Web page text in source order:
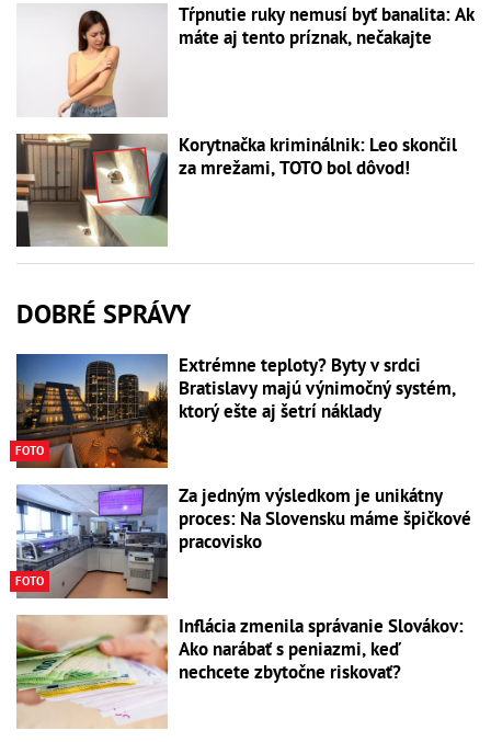
Tŕpnutie ruky nemusí byť banalita: Ak
máte aj tento príznak, nečakajte
Korytnačka kriminálnik: Leo skončil
za mrežami, TOTO bol dôvod!
DOBRÉ SPRÁVY
FOTO
Extrémne teploty? Byty v srdci
Bratislavy majú výnimočný systém,
ktorý ešte aj šetrí náklady
FOTO
Za jedným výsledkom je unikátny
proces: Na Slovensku máme špičkové
pracovisko
Inflácia zmenila správanie Slovákov:
Ako narábať s peniazmi, keď
nechcete zbytočne riskovať?